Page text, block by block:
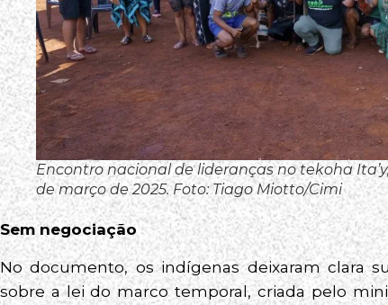
Encontro nacional de lideranças no tekoha
de março de 2025. Foto: Tiago Miotto/Cimi
Sem negociação
No documento, os indígenas deixaram clara
sobre a lei do marco temporal, criada pelo